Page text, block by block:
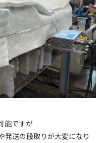
能ですが
発送の段取りが大変になり